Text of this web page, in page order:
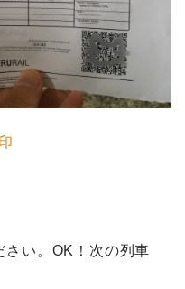
さい。OK！次の列車